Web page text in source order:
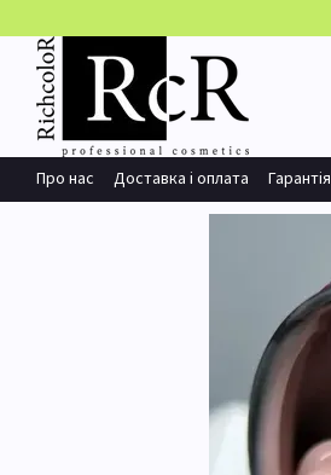
Про нас Доставка і оплата Гарантія